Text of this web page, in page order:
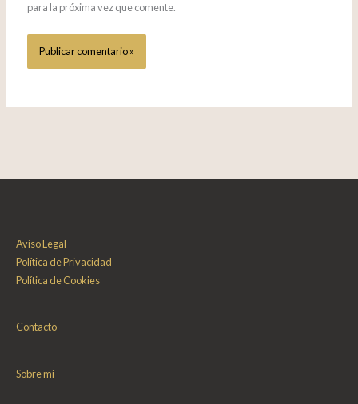
para la próxima vez que comente.
Aviso Legal
Política de Privacidad
Política de Cookies
Contacto
Sobre mí